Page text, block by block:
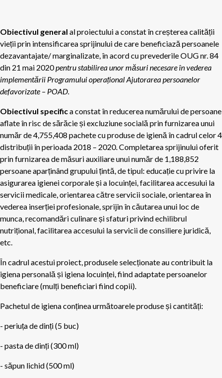
Obiectivul general al proiectului a constat în creșterea calității
vieții prin intensificarea sprijinului de care beneficiază persoanele
dezavantajate/ marginalizate, în acord cu prevederile OUG nr. 84
din 21 mai 2020pentru stabilirea unor măsuri necesare în vederea
implementării Programului operațional Ajutorarea persoanelor
defavorizate – POAD.
Obiectivul specifica constat în reducerea numărului de persoane
aflate în risc de sărăcie și excluziune socială prin furnizarea unui
număr de 4,755,408 pachete cu produse de igienă în cadrul celor 4
distribuții în perioada 2018 – 2020. Completarea sprijinului oferit
prin furnizarea de măsuri auxiliare unui număr de 1,188,852
persoane aparținând grupului țintă, de tipul: educație cu privire la
asigurarea igienei corporale și a locuinței, facilitarea accesului la
servicii medicale, orientarea către servicii sociale, orientarea în
vederea inserției profesionale, sprijin în căutarea unui loc de
munca, recomandări culinare și sfaturi privind echilibrul
nutrițional, facilitarea accesului la servicii de consiliere juridică,
etc.
În cadrul acestui proiect, produsele selecționate au contribuit la
igiena personală și igiena locuinței, fiind adaptate persoanelor
beneficiare (mulți beneficiari fiind copii).
Pachetul de igiena conținea următoarele produse și cantități:
- periuța de dinți (5 buc)
- pasta de dinți (300 ml)
- săpun lichid (500 ml)